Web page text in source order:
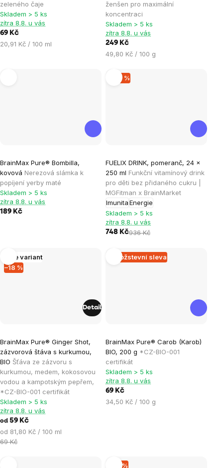
zeleného čaje
je
0,0
z
Skladem > 5 ks
zítra 8.8. u vás
69 Kč
Měrná
20,91 Kč / 100 ml
ženšen pro maximální
koncentraci
je
4,8
z
5
hvězdiček.
Skladem > 5 ks
zítra 8.8. u vás
249 Kč
Měrná
49,80 Kč / 100 g
BrainMax Pure® Bombilla,
kovová Nerezová slámka k
popíjení yerby maté
hodnocení
produktu
je
5,0
z
Skladem > 5 ks
zítra 8.8. u vás
189 Kč
–20 %
FUELIX DRINK, pomeranč, 24 x
250 ml Funkční vitamínový drink
pro děti bez přidaného cukru |
MGFitman x BrainMarket
ImunitaEnergie
hodnocení
produktu
je
4,3
z
5
Skladem > 5 ks
zítra 8.8. u vás
748 Kč936 Kč
–18 %
Více variant
BrainMax Pure® Ginger Shot,
zázvorová štáva s kurkumou,
BIO Šťáva ze zázvoru s
kurkumou, medem, kokosovou
vodou a kampotským pepřem,
*CZ-BIO-001 certifikát
hodnocení
produktu
je
5,0
z
5
hvězdiček.
Skladem > 5 ks
zítra 8.8. u vás
od 59 Kč
Měrná
cena:
od 81,80 Kč / 100 ml
69 Kč
Detail
Množstevní sleva
BrainMax Pure® Carob (Karob)
BIO, 200 g *CZ-BIO-001
certifikát
hodnocení
produktu
je
5,0
z
5
Skladem > 5 ks
zítra 8.8. u vás
69 Kč
Měrná
34,50 Kč / 100 g
–15 %